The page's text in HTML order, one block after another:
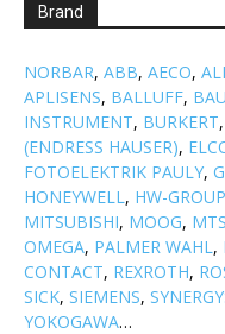
Brand
NORBAR, ABB, AECO,
APLISENS, BALLUFF,
INSTRUMENT, BURKERT,
(ENDRESS HAUSER),
FOTOELEKTRIK PAULY,
HONEYWELL, HW-GROUP
MITSUBISHI, MOOG, MTS
OMEGA, PALMER WAHL,
CONTACT, REXROTH,
SICK, SIEMENS,
YOKOGAWA…